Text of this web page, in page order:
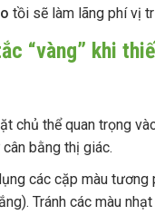
tồi sẽ làm lãng phí vị
“vàng” khi
chủ thể quan trọng
bằng thị giác.
các cặp màu tương
Tránh các màu